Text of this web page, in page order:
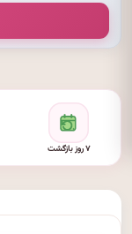
۷ روز بازگشت